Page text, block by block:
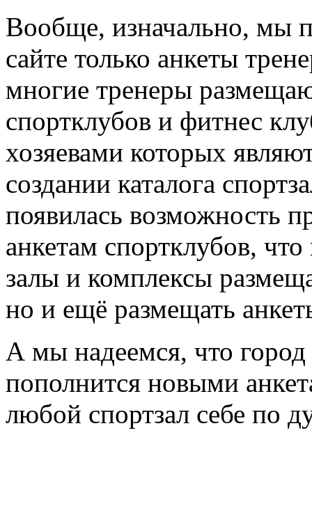
Вообще, изначально, мы
сайте только анкеты
многие тренеры
спортклубов и фитнес
хозяевами которых
создании каталога
появилась возможность
анкетам спортклубов,
залы и комплексы
но и ещё размещать
А мы надеемся, что
пополнится новыми
любой спортзал себе по